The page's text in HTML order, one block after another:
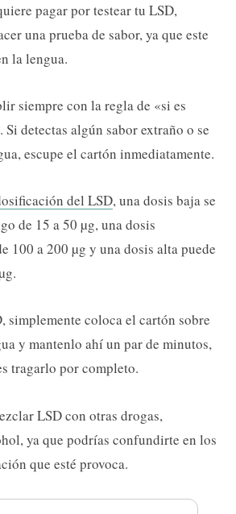
pagar por testear tu LSD,
una prueba de sabor, ya que este
la lengua.
siempre con la regla de «si es
Si detectas algún sabor extraño o se
escupe el cartón inmediatamente.
del LSD, una dosis baja se
de 15 a 50 µg, una dosis
100 a 200 µg y una dosis alta puede
simplemente coloca el cartón sobre
y mantenlo ahí un par de minutos,
tragarlo por completo.
LSD con otras drogas,
ya que podrías confundirte en los
que esté provoca.